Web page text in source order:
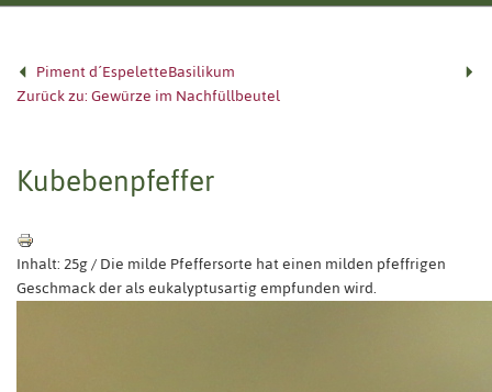
Piment d´EspeletteBasilikum
Zurück zu: Gewürze im Nachfüllbeutel
Kubebenpfeffer
Inhalt: 25g / Die milde Pfeffersorte hat einen milden pfeffrigen
Geschmack der als eukalyptusartig empfunden wird.